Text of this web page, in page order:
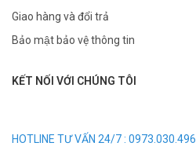
Giao hàng và đổi trả
Bảo mật bảo vệ thông tin
KẾT NỐI VỚI CHÚNG TÔI
HOTLINE TƯ VẤN 24/7 : 0973.030.496